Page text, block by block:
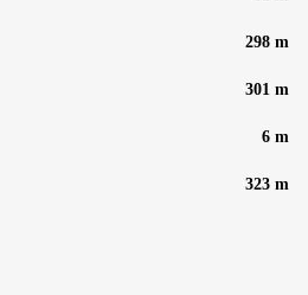
298 m
301 m
6 m
323 m